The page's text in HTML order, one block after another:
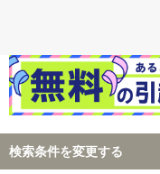
検索条件を変更する